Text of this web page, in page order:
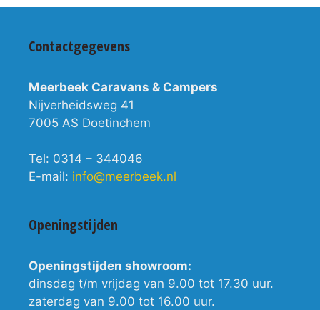
Contactgegevens
Meerbeek Caravans & Campers
Nijverheidsweg 41
7005 AS Doetinchem
Tel: 0314 – 344046
E-mail: info@meerbeek.nl
Openingstijden
Openingstijden showroom:
dinsdag t/m vrijdag van 9.00 tot 17.30 uur.
zaterdag van 9.00 tot 16.00 uur.